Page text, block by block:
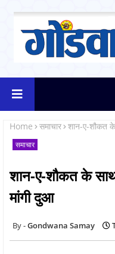
Home समाचार शान-ए-शौकत
समाचार
शान-ए-शौकत के
मांगी दुआ
Gondwana Samay